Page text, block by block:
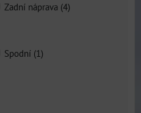
Zadní náprava (4)
Spodní (1)